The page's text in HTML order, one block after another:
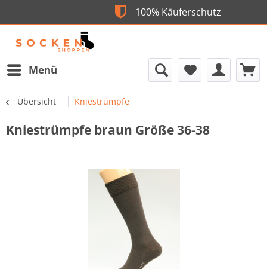
100% Käuferschutz
Menü
Übersicht Kniestrümpfe
Kniestrümpfe braun Größe 36-38